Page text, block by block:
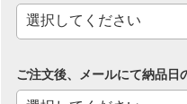
ご注文後、メールにて納品日